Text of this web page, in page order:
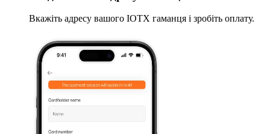
Вкажіть адресу вашого IOTX гаманця і зробіть оплату.